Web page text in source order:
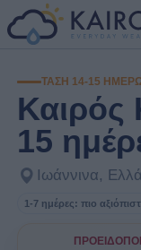
ΤΆΣΗ 14-15
Καιρός
15
Ιωάννινα,
1-7 ημέρες: πιο